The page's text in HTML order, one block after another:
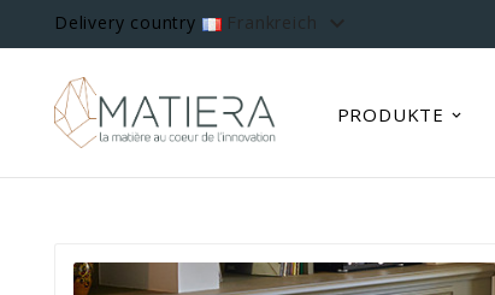
Delivery country Frankreich 
PRODUKTE